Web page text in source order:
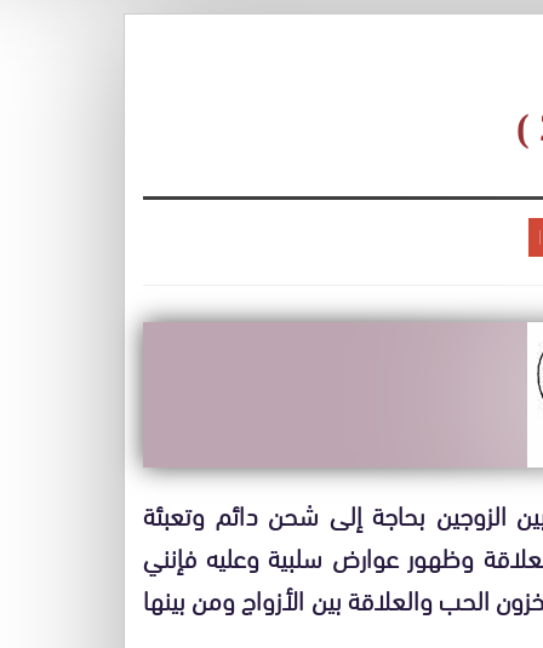
الزوجين بحاجة إلى شحن دائم وتعبئة
وظهور عوارض سلبية وعليه فإنني
الحب والعلاقة بين الأزواج ومن بينها